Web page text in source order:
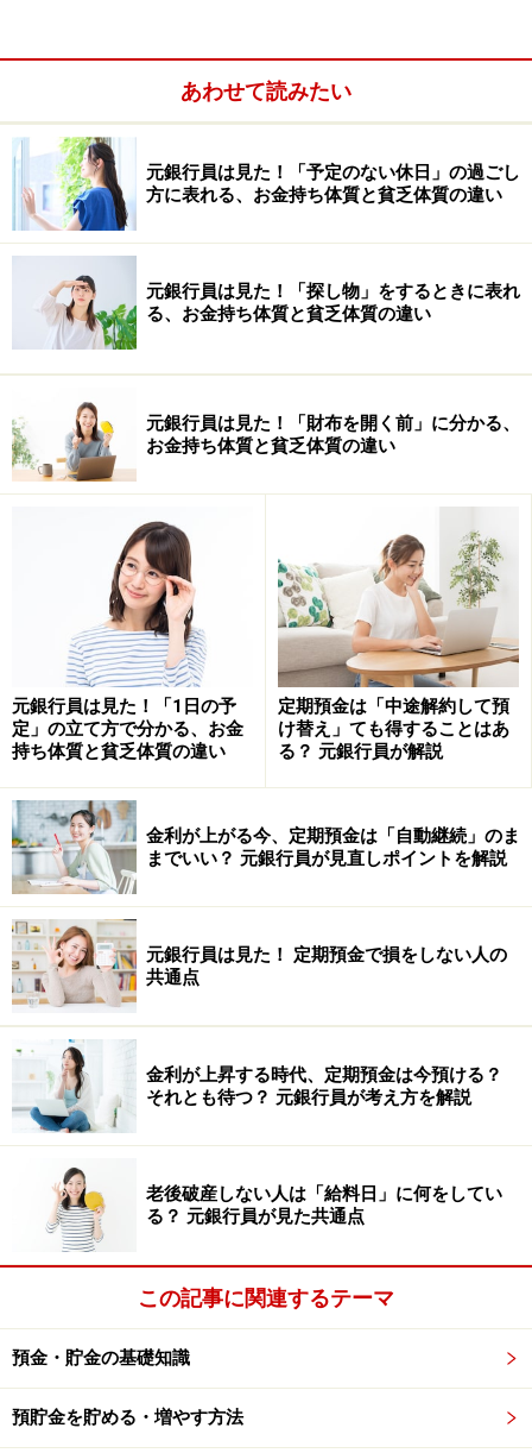
にデメリットはありません。
住宅資金は準備できているから、老後資金の準備をした
いという人は「財形年金」も利用価値大。支払った保険
料の累計385万円までが非課税になるだけでなく、将
来、年金として受け取った際も非課税扱いになるなど、
税制面で大きく優遇されています。
貯めるだけでなく借りる時も有利な制度が
ある
このほか財形貯蓄には、下記のように住宅資金を借りる
ことができる制度もあります。
財形貯蓄をしていると住宅資金融資が受けられる
各種の住宅ローンと最も違うのは、適用金利が申込時に
確定すること。新築住宅（特にマンション）の場合、引
き渡し時から1年以上前に購入を決めることがよくあり
ます。住宅ローンは実行時の金利が適用されるため、購
入決定時と金利が異なると資金計画に大きな影響を与え
ます（金額が大きく期間も長いので、わずかな金利差で
も意外に差が出ます）。そんな不安がないのは、大きな
メリットだと思いませんか。
財形貯蓄がなくても、まずは勤務先に確認
を
財形貯蓄の最大の問題は、勤務先が制度を導入していな
あわせて読みたい
元銀行員は見た！「予定のない休日」の過ごし
方に表れる、お金持ち体質と貧乏体質の違い
元銀行員は見た！「探し物」をするときに表れ
る、お金持ち体質と貧乏体質の違い
元銀行員は見た！「財布を開く前」に分かる、
お金持ち体質と貧乏体質の違い
元銀行員は見た！「1日の予
定」の立て方で分かる、お金
持ち体質と貧乏体質の違い
定期預金は「中途解約して預
け替え」ても得することはあ
る？ 元銀行員が解説
金利が上がる今、定期預金は「自動継続」のま
までいい？ 元銀行員が見直しポイントを解説
元銀行員は見た！ 定期預金で損をしない人の
共通点
金利が上昇する時代、定期預金は今預ける？
それとも待つ？ 元銀行員が考え方を解説
老後破産しない人は「給料日」に何をしてい
る？ 元銀行員が見た共通点
この記事に関連するテーマ
預金・貯金の基礎知識
預貯金を貯める・増やす方法